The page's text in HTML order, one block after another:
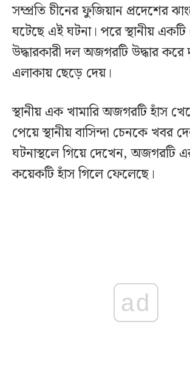
সম্প্রতি চীনের ফুজিয়ান প্রদেশের
ঘটেছে এই ঘটনা। পরে স্থানীয়
উদ্ধারকারী দল অজগরটি উদ্ধার করে
এলাকায় ছেড়ে দেয়।
স্থানীয় এক খামারি অজগরটি হাঁস
পেয়ে স্থানীয় বাসিন্দা চেনকে খবর
ঘটনাস্থলে গিয়ে দেখেন, অজগরটি
কয়েকটি হাঁস গিলে ফেলেছে।
ad